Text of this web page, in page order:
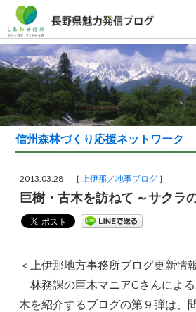
信州森林づくり応援ネットワーク
2013.03.28 ［上伊那／地事ブログ ］
巨樹・古木を訪ねて ～サクラ
＜上伊那地方事務所ブログ更新情
林務課の巨木マニアCさんによ
木を紹介するブログの第９弾は、